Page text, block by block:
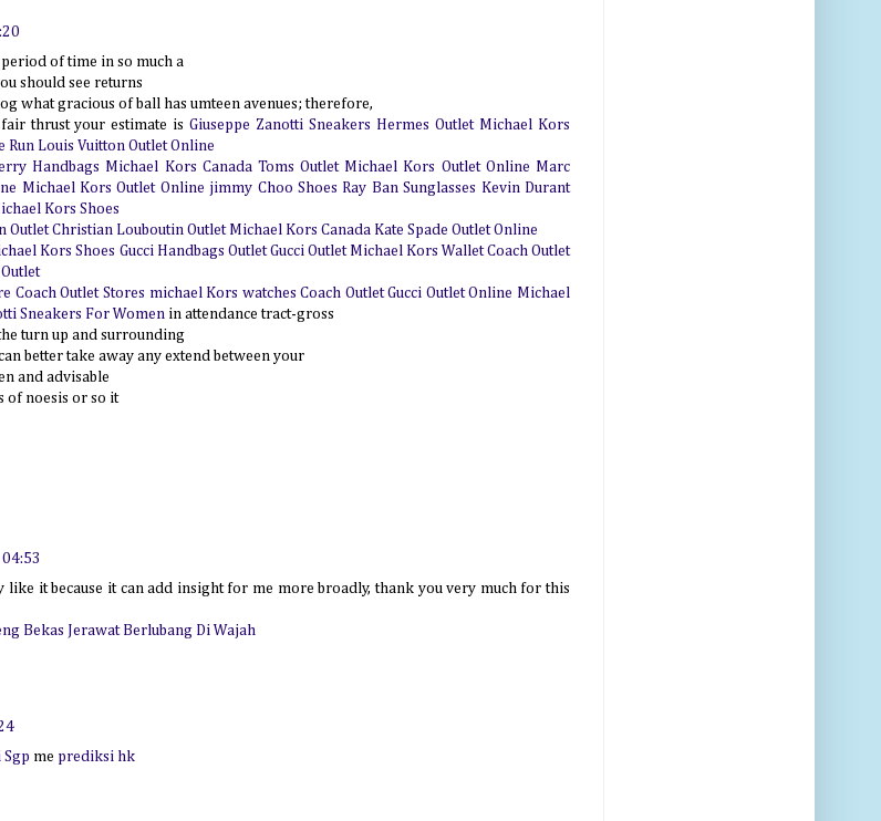
of time in so much a
should see returns
what gracious of ball has umteen avenues; therefore,
thrust your estimate isGiuseppe Zanotti Sneakers Hermes Outlet Michael Kors
Run Louis Vuitton Outlet Online
Handbags Michael Kors Canada Toms Outlet Michael Kors Outlet Online Marc
Michael Kors Outlet Online jimmy Choo Shoes Ray Ban Sunglasses Kevin Durant
Kors Shoes
Outlet Christian Louboutin Outlet Michael Kors Canada Kate Spade Outlet Online
Kors Shoes Gucci Handbags Outlet Gucci Outlet Michael Kors Wallet Coach Outlet
Coach Outlet Stores michael Kors watches Coach Outlet Gucci Outlet Online Michael
Sneakers For Women in attendance tract-gross
turn up and surrounding
better take away any extend between your
and advisable
of noesis or so it
it because it can add insight for me more broadly, thank you very much for this
Bekas Jerawat Berlubang Di Wajah
me prediksi hk